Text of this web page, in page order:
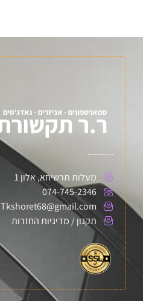
מעלות תרשיחא, אלון 1
074-745-2346
Tkshoret68@gmail.com
תקנון / מדיניות החזרות